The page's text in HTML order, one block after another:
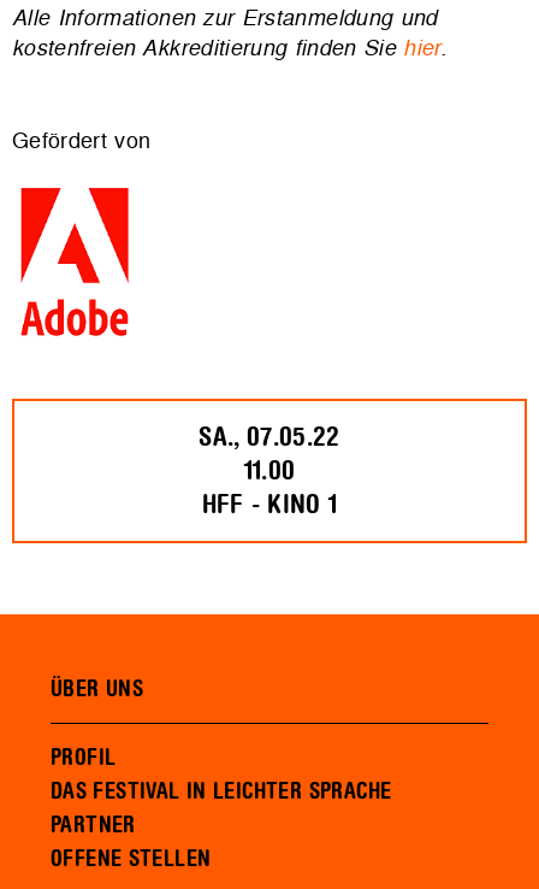
Alle Informationen zur Erstanmeldung und
kostenfreien Akkreditierung finden Sie hier.
Gefördert von
SA., 07.05.22
11.00
HFF - KINO 1
ÜBER UNS
PROFIL
DAS FESTIVAL IN LEICHTER SPRACHE
PARTNER
OFFENE STELLEN